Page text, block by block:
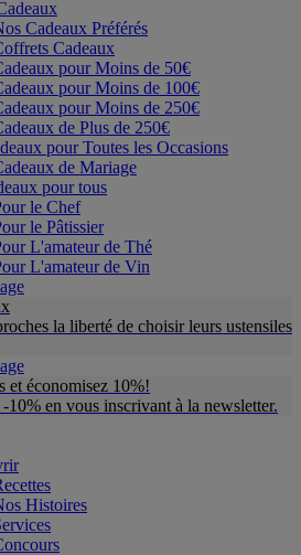
Cadeaux Préférés
Cadeaux
pour Moins de 50€
pour Moins de 100€
pour Moins de 250€
de Plus de 250€
pour Toutes les Occasions
de Mariage
pour tous
le Chef
le Pâtissier
L'amateur de Thé
L'amateur de Vin
la liberté de choisir leurs ustensiles
et économisez 10%!
10% en vous inscrivant à la newsletter.
Histoires